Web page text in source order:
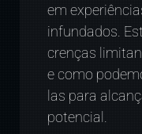
em
infundados.
crenças
e como
las para
potencial.